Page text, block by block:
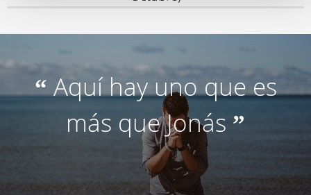
“Aquí hay uno que es
más que Jonás ”